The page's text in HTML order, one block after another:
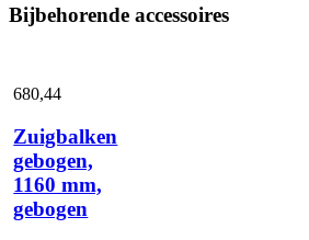
Bijbehorende accessoires
680,44
Zuigbalken
gebogen,
1160 mm,
gebogen